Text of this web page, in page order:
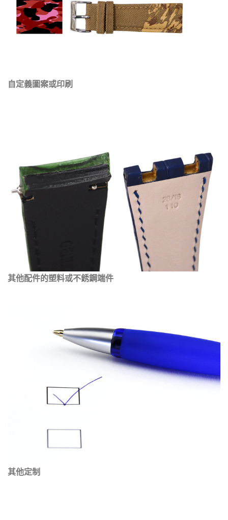
自定義圖案或印刷
其他配件的塑料或不銹鋼端件
其他定制